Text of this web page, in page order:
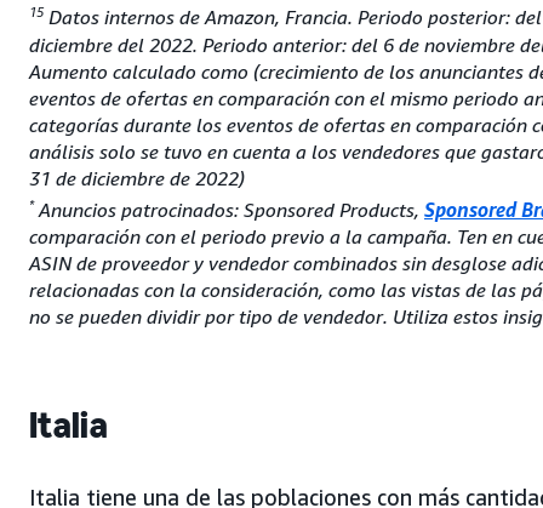
15 Datos internos de Amazon, Francia. Periodo posterior:
diciembre del 2022. Periodo anterior: del 6 de noviembre
Aumento calculado como (crecimiento de los anunciantes
eventos de ofertas en comparación con el mismo periodo
categorías durante los eventos de ofertas en comparación
análisis solo se tuvo en cuenta a los vendedores que
31 de diciembre de 2022)
*Anuncios patrocinados: Sponsored Products, Sponsored
comparación con el periodo previo a la campaña. Ten en
ASIN de proveedor y vendedor combinados sin desglose
relacionadas con la consideración, como las vistas de las
no se pueden dividir por tipo de vendedor. Utiliza estos
Italia
Italia tiene una de las poblaciones con más